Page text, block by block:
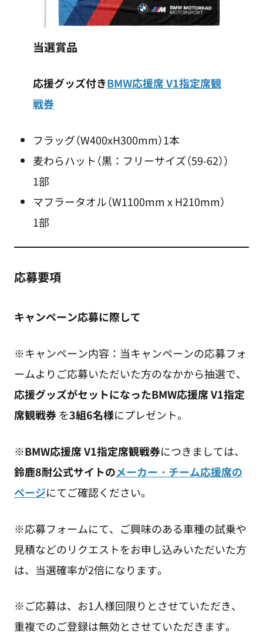
当選賞品
応援グッズ付きBMW応援席 V1指定席観
戦券
フラッグ（W400xH300mm）1本
麦わらハット（黒：フリーサイズ（59-62））
1部
マフラータオル（W1100mm x H210mm）
1部
応募要項
キャンペーン応募に際して
※キャンペーン内容：当キャンペーンの応募フォ
ームよりご応募いただいた方のなかから抽選で、
応援グッズがセットになったBMW応援席 V1指定
席観戦券 を3組6名様にプレゼント。
※BMW応援席 V1指定席観戦券につきましては、
鈴鹿8耐公式サイトのメーカー・チーム応援席の
ページにてご確認ください。
※応募フォームにて、ご興味のある車種の試乗や
見積などのリクエストをお申し込みいただいた方
は、当選確率が2倍になります。
※ご応募は、お1人様回限りとさせていただき、
重複でのご登録は無効とさせていただきます。